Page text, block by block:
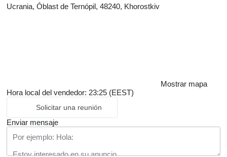
Ucrania, Óblast de Ternópil, 48240, Khorostkiv
Mostrar mapa
Hora local del vendedor: 23:25 (EEST)
Solicitar una reunión
Enviar mensaje